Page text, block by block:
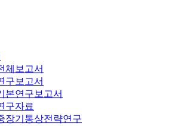
체보고서
구보고서
본연구보고서
구자료
장기통상전략연구